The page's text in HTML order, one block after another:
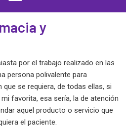
y
por el trabajo realizado en las
persona polivalente para
se requiera, de todas ellas, si
favorita, esa sería, la de atención
aquel producto o servicio que
el paciente.